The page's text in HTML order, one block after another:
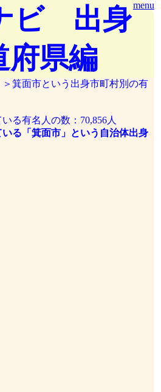
menu
ビ 出身
府県編
箕面市という出身市町村別の有
る有名人の数：70,856人
る「箕面市」という自治体出身